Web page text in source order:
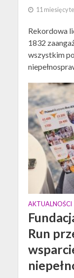
11 miesięcy
Rekordowa
1832
wszystkim
AKTUALNOŚCI
Run